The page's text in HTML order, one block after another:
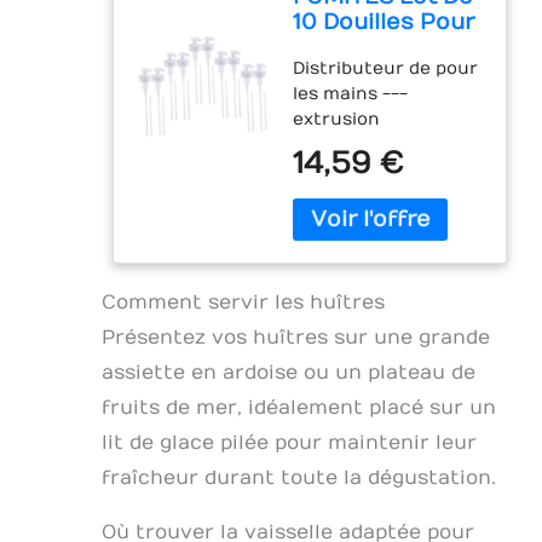
imaginables. Vous
multitude de plats.
permet d'utiliser des
ingrédients
supplémentaires:
légumes, épices,
sauces. Haute
qualité: le plateau à
de qualité
supérieure, facile à
réutilisable, son
épaisseur crée une
expérience de
des lots entiers
crevettes peuvent
10 Douilles Pour
Sauce Aux
Huîtres Douilles
Pour Bouteille
De Ketchup
Tuyau De Pompe
En Plastique
Conception
Matériau Pp
Distributeur de pour
les mains ---
extrusion
quantitative,
quantification
précise, pas de
gaspillage. peut être
utilisé pour les
bouteilles de
ketchup et les
aux huîtres. Pompe à
bouteille de cuisine :
la conception du
produit est
conforme à la
conception
à installer et à
14,59 €
Comment servir les huîtres
Présentez vos huîtres sur une grande
assiette en ardoise ou un plateau de
fruits de mer, idéalement placé sur un
lit de glace pilée pour maintenir leur
fraîcheur durant toute la dégustation.
Où trouver la vaisselle adaptée pour